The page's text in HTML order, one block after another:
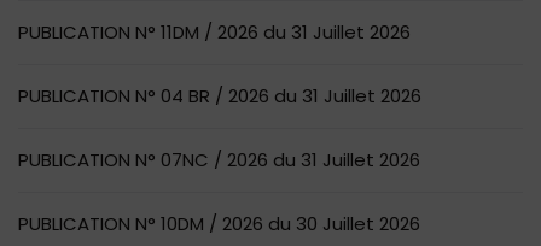
PUBLICATION N° 11DM / 2026 du 31 Juillet 2026
PUBLICATION N° 04 BR / 2026 du 31 Juillet 2026
PUBLICATION N° 07NC / 2026 du 31 Juillet 2026
PUBLICATION N° 10DM / 2026 du 30 Juillet 2026